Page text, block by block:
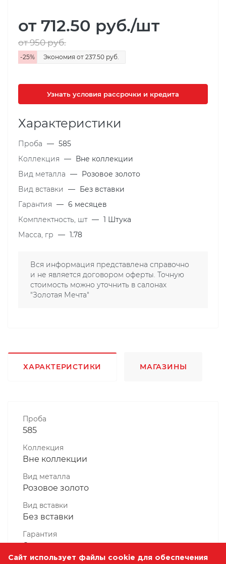
от 712.50 руб./шт
от 950руб.
-25% Экономия от 237.50 руб.
Узнать условия рассрочки и кредита
Характеристики
Проба — 585
Коллекция — Вне коллекции
Вид металла — Розовое золото
Вид вставки
— Без вставки
Гарантия — 6 месяцев
Комплектность, шт — 1 Штука
Масса, гр — 1.78
Вся информация представлена справочно
и не является договором оферты. Точную
стоимость можно уточнить в салонах
"Золотая Мечта"
ХАРАКТЕРИСТИКИ МАГАЗИНЫ
Проба
585
Коллекция
Вне коллекции
Вид металла
Розовое золото
Вид вставки
Без вставки
Гарантия
6 месяцев
Сайт использует файлы cookie для обеспечения